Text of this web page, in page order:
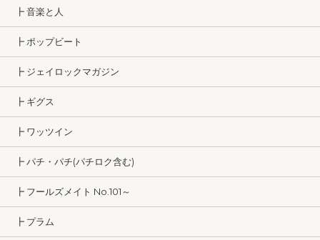
┣ 音楽と人
┣ ポップビート
┣ ジェイロックマガジン
┣ ギグス
┣ ワッツイン
┣ パチ・パチ(パチロク含む)
┣ フールズメイト No.101～
┣ プラム